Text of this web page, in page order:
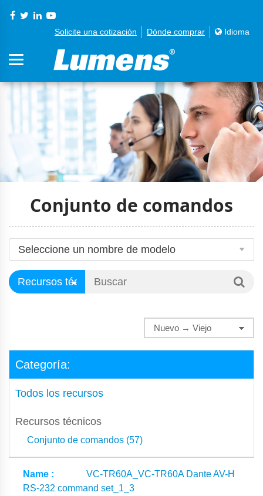
Solicite una cotización Dónde comprar Idioma
Conjunto de comandos
Categoría:
Todos los recursos
Recursos técnicos
Conjunto de comandos (57)
VC-TR60A_VC-TR60A Dante AV-H
RS-232 command set_1_3